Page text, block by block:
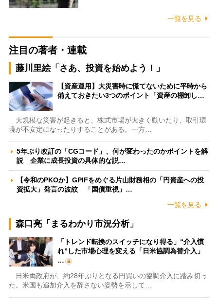
一覧を見る
注目の著者・連載
藤川里絵「さあ、投資を始めよう！」
【資産運用】大災害時に慌てないために平時から
備えておきたい3つのポイント「資産の棚卸し…
大規模な災害が起きると、株式市場が大きく動いたり、取引環
境が不安定になったりすることがある。一方…
5年ぶり改訂の「CGコード」、何が変わったのかポイントを解
説 企業に成長投資の具体的な説…
【令和のPKOか】GPIFをめぐる片山財務相の「円資産への投
資拡大」発言の波紋 「国債重視」…
一覧を見る
森口亮「まるわかり市況分析」
「トレンド転換のスイッチになり得る」“介入慣
れ”した市場心理を変える「日米協調為替介入」
…
日米両政府が、約28年ぶりとなる円買いの協調介入に踏み切っ
た。米国も追加介入を辞さない姿勢を示して…